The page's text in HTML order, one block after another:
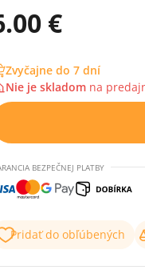
€
Zvyčajne do 7 dní
Nie je skladom na
BEZPEČNEJ PLATBY
Pridať do obľúbených